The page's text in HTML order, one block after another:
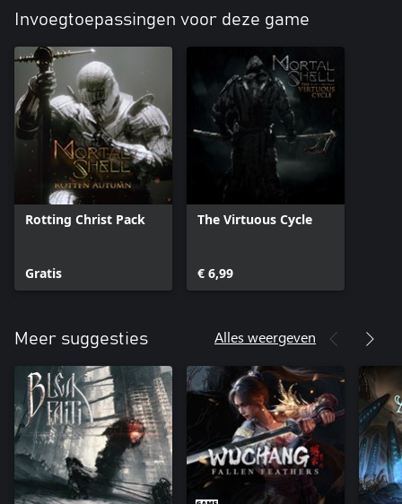
Invoegtoepassingen voor deze game
Rotting Christ Pack
Gratis
The Virtuous Cycle
€ 6,99
Meer suggesties Alles weergeven